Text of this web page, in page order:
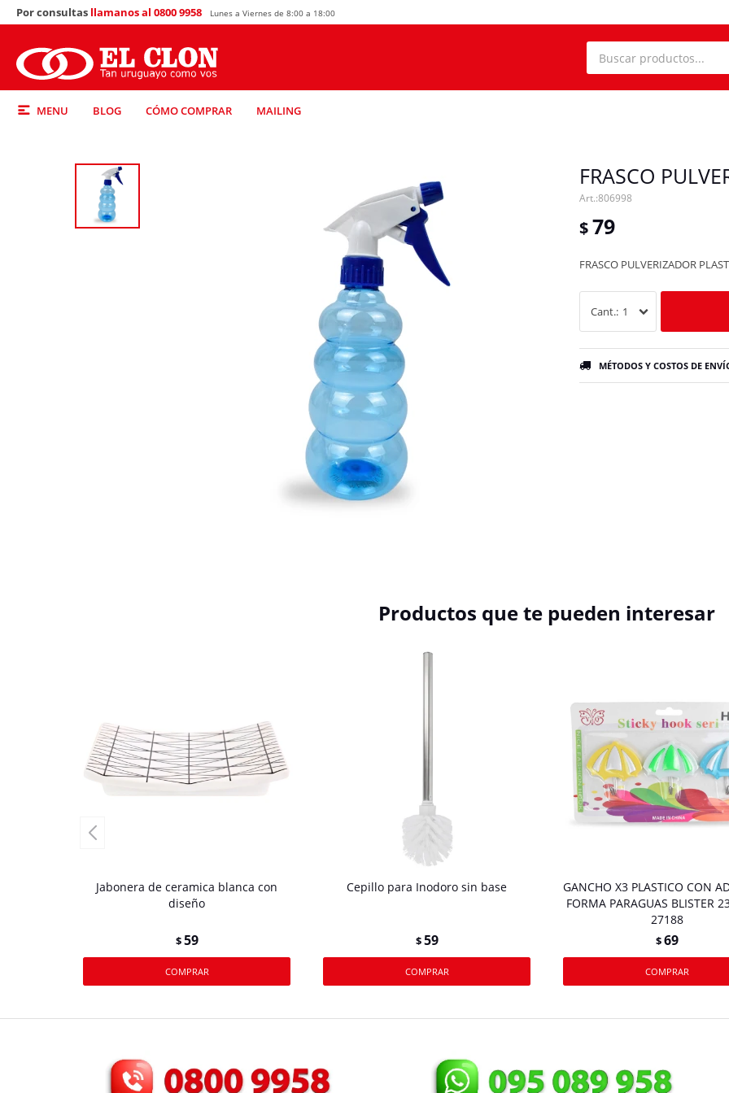
MENU BLOG CÓMO COMPRAR MAILING
Por consultas llamanos al 0800 9958 Lunes a Viernes de 8:00 a 18:00
FRASCO
806998
$79
FRASCO PULVERIZADOR
1
MÉTODOS Y COSTOS DE
Productos que te pueden interesar
Jabonera de ceramica blanca con
diseño
$59
Cepillo para Inodoro sin base
$59
GANCHO X3 PLASTICO CON
FORMA PARAGUAS BLISTER
27188
$69